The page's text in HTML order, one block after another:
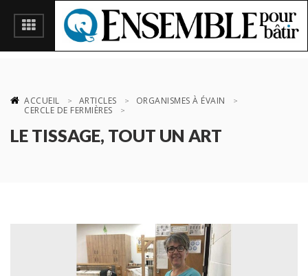
ACCUEIL ARTICLES
ORGANISMES À ÉVAIN
CERCLE DE FERMIÈRES
LE TISSAGE, TOUT UN ART